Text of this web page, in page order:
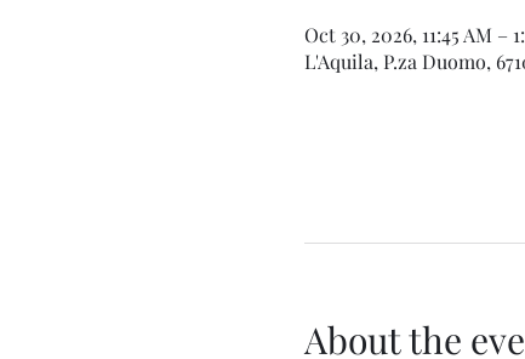
Oct 30, 2026, 11:45 AM –
L'Aquila, P.za Duomo,
About the